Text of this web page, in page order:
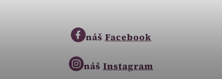
náš Facebook
náš Instagram